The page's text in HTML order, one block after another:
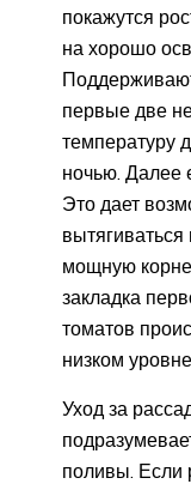
покажутся
на хорошо
первые две
температуру
ночью. Далее
Это дает
мощную
закладка
томатов
низком уровне.
Уход за
поливы. Если